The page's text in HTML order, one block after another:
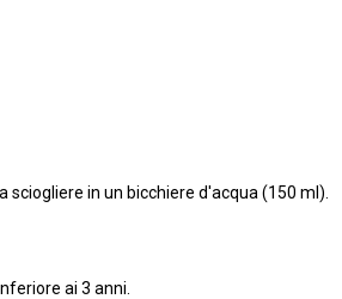
in un bicchiere d'acqua (150 ml).
ai 3 anni.